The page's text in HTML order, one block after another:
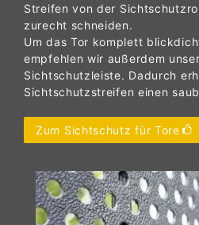
Streifen von der
zurecht schneiden.
Um das Tor komplett
empfehlen wir außerdem
Sichtschutzleiste. Dadurch
Sichtschutzstreifen einen
Zum Sichtschutz für Tore